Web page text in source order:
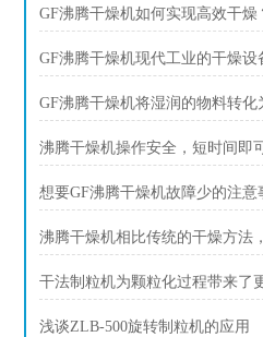
GF沸腾干燥机如何实现高效干燥
GF沸腾干燥机现代工业的干燥设
GF沸腾干燥机将湿润的物料转
沸腾干燥机操作安全，短时间即
想要GF沸腾干燥机故障少的注意
沸腾干燥机相比传统的干燥方法
干法制粒机为颗粒化过程带来了
浅谈ZLB-500旋转制粒机的应用